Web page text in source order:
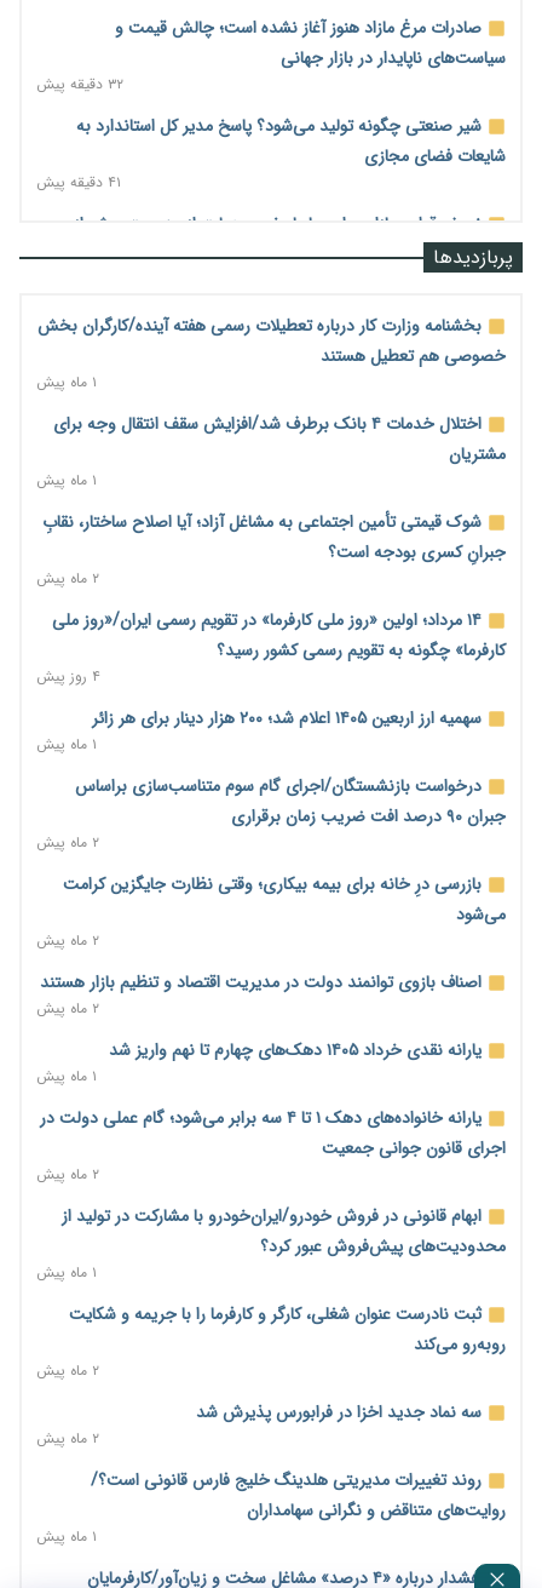
صادرات مرغ مازاد هنوز آغاز نشده است؛ چالش قیمت و
سیاست‌های ناپایدار در بازار جهانی
۳۲ دقیقه پیش
شیر صنعتی چگونه تولید می‌شود؟ پاسخ مدیر کل استاندارد به
شایعات فضای مجازی
۴۱ دقیقه پیش
نسخه قطعه‌سازان برای سایپا؛ خروج دولت از مدیریت پیش از
واگذاری
تجارت خارجی ایران در مسیر تسویه فرامرزی با رمزارز
یک سال پرچالش اینترنت/دولت چهاردهم از محدودیت به سمت
توسعه زیرساخت رفت
هشدار دیوان محاسبات درباره حساب‌های خارج از خزانه؛ ۱۲۴ حساب
ارزی در تیررس نظارت
۱ ساعت پیش
فرمول تازه مستمری در راه است؛ کارگران بازنده اصلاحات تأمین
۱ ساعت پیش
کنترل ترازنامه بانک‌ها؛ شمشیر دولبه مهار تورم و تأمین مالی تولید
۲ ساعت پیش
جنگ با تورم از بانک‌ها و بودجه آغاز می‌شود؛ نسخه انضباط آهنین
۲ ساعت پیش
عینک گران‌تر شد؛ ارز و عوارض گمرکی قدرت خرید مردم را نشانه
۲ ساعت پیش
اطمینان وزیر جهاد از تأمین کالاهای اساسی؛ «نگران نباشید»
۲ ساعت پیش
پیام‌رسان‌های ایرانی در مسیر ورود به بورس؛ عرضه اولیه یک
شرکت هوش مصنوعی در راه است
هشدار درباره کاهش عرضه مسکن اجاره‌ای؛ دولت واحدهای خود را
وارد بازار کند
رسانه تخصصی باید مطالبه‌گری، دقت و استقلال را سرلوحه کار خود
قرار دهد
احراز صلاحیت ۱۹۴۱ مدیر در شرکت‌های وزارت کار انجام نشده است؛
شایسته‌سالاری زیر فشار؟
صادرات محصولات آب‌بر در اوج خشکسالی؛ تراز تجاری به چه
قیمتی؟
موبایل گران می‌شود؟ هزینه واردات ۱۰ برابر شد، ثبت سفارش
پربازدیدها
بخشنامه وزارت کار درباره تعطیلات رسمی هفته آینده/کارگران بخش
خصوصی هم تعطیل هستند
۱ ماه پیش
اختلال خدمات ۴ بانک برطرف شد/افزایش سقف انتقال وجه برای
مشتریان
۱ ماه پیش
شوک قیمتی تأمین اجتماعی به مشاغل آزاد؛ آیا اصلاح ساختار، نقابِ
جبرانِ کسری بودجه است؟
۲ ماه پیش
۱۴ مرداد؛ اولین «روز ملی کارفرما» در تقویم رسمی ایران/«روز ملی
کارفرما» چگونه به تقویم رسمی کشور رسید؟
۴ روز پیش
سهمیه ارز اربعین ۱۴۰۵ اعلام شد؛ ۲۰۰ هزار دینار برای هر زائر
۱ ماه پیش
درخواست بازنشستگان/اجرای گام سوم متناسب‌سازی براساس
جبران ۹۰ درصد افت ضریب زمان برقراری
۲ ماه پیش
بازرسی درِ خانه برای بیمه بیکاری؛ وقتی نظارت جایگزین کرامت
می‌شود
۲ ماه پیش
اصناف بازوی توانمند دولت در مدیریت اقتصاد و تنظیم بازار هستند
۲ ماه پیش
یارانه نقدی خرداد ۱۴۰۵ دهک‌های چهارم تا نهم واریز شد
۱ ماه پیش
یارانه خانواده‌های دهک ۱ تا ۴ سه برابر می‌شود؛ گام عملی دولت در
اجرای قانون جوانی جمعیت
۲ ماه پیش
ابهام قانونی در فروش خودرو/ایران‌خودرو با مشارکت در تولید از
محدودیت‌های پیش‌فروش عبور کرد؟
۱ ماه پیش
ثبت نادرست عنوان شغلی، کارگر و کارفرما را با جریمه و شکایت
روبه‌رو می‌کند
۲ ماه پیش
سه نماد جدید اخزا در فرابورس پذیرش شد
۲ ماه پیش
روند تغییرات مدیریتی هلدینگ خلیج فارس قانونی است؟/
روایت‌های متناقض و نگرانی سهامداران
۱ ماه پیش
هشدار درباره «۴ درصد» مشاغل سخت و زیان‌آور/کارفرمایان